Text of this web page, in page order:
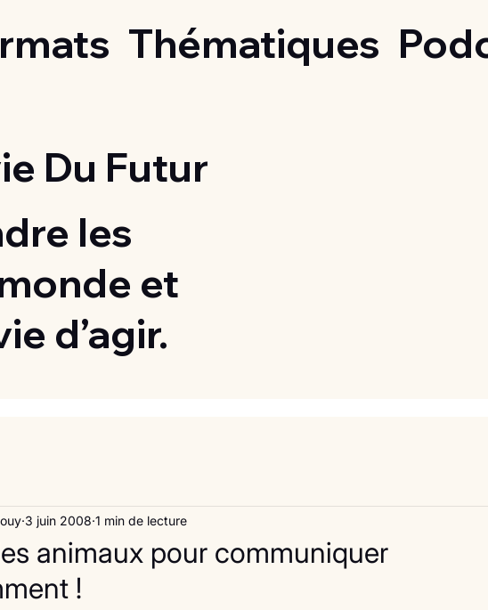
Thématiques
Du Futur
les
et
d’agir.
animaux pour communiquer
!
3 juin 2008 1 min de lecture